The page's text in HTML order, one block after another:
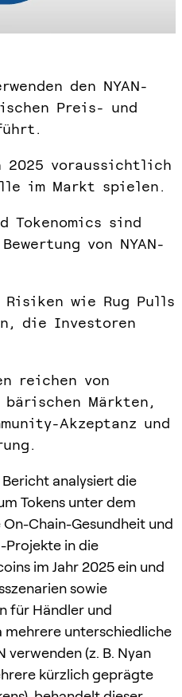
den NYAN-
Preis- und
2025 voraussichtlich
im Markt spielen.
sind
von NYAN-
wie Rug Pulls
die Investoren
reichen von
Märkten,
Akzeptanz und
Bericht analysiert die
Tokens unter dem
Chain-Gesundheit und
Projekte in die
im Jahr 2025 ein und
sowie
für Händler und
mehrere unterschiedliche
verwenden (z. B. Nyan
kürzlich geprägte